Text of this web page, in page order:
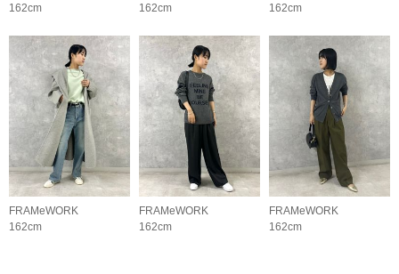
162cm
162cm
162cm
FRAMeWORK
162cm
FRAMeWORK
162cm
FRAMeWORK
162cm